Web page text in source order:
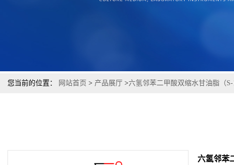
您当前的位置： 网站首页 > 产品展厅 >六氢邻苯二甲酸双缩水甘油脂（S-
六氢邻苯